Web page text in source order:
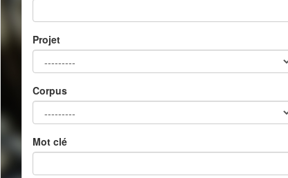
Projet
Corpus
Mot clé